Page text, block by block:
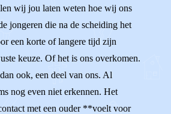
wij jou laten weten hoe wij ons
jongeren die na de scheiding het
een korte of langere tijd zijn
keuze. Of het is ons overkomen.
ook, een deel van ons. Al
nog even niet erkennen. Het
met een ouder **voelt voor